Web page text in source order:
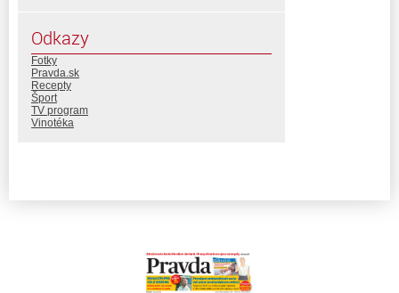
Odkazy
Fotky
Pravda.sk
Recepty
Šport
TV program
Vinotéka